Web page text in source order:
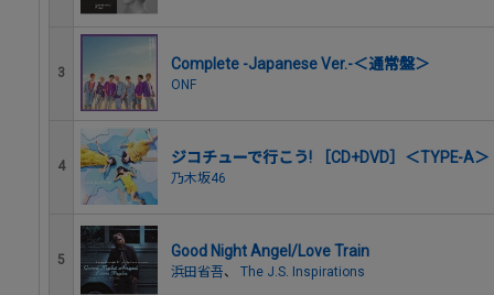
3 Complete -Japanese Ver.-＜通常盤＞
ONF
4 ジコチューで行こう! ［CD+DVD］＜TYPE-A＞
乃木坂46
5 Good Night Angel/Love Train
浜田省吾、 The J.S. Inspirations